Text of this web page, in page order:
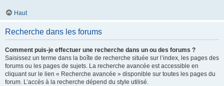
Haut
Recherche dans les forums
Comment puis-je effectuer une recherche dans un ou des forums ?
Saisissez un terme dans la boîte de recherche située sur l’index, les pages des
forums ou les pages de sujets. La recherche avancée est accessible en
cliquant sur le lien « Recherche avancée » disponible sur toutes les pages du
forum. L’accès à la recherche dépend du style utilisé.